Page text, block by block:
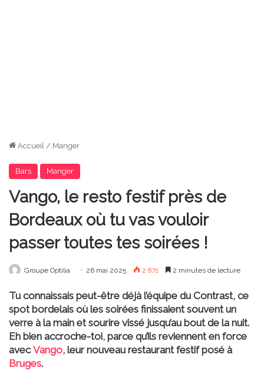
Accueil / Manger
Bars Manger
Vango, le resto festif près de
Bordeaux où tu vas vouloir
passer toutes tes soirées !
Groupe Optilia 26 mai 2025 2 871 2 minutes de lecture
Tu connaissais peut-être déjà l’équipe du Contrast, ce
spot bordelais où les soirées finissaient souvent un
verre à la main et sourire vissé jusqu’au bout de la nuit.
Eh bien accroche-toi, parce qu’ils reviennent en force
avecVango, leur nouveau restaurant festif posé à
Bruges.